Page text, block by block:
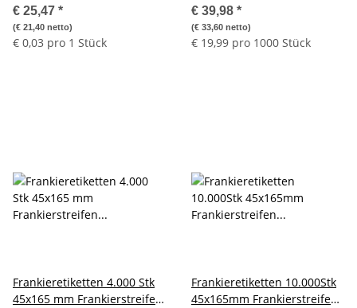
geeignet für alle
Frankiermaschinen
€ 25,47 *
(€ 21,40 netto)
€ 0,03 pro 1 Stück
geeignet für alle
Frankiermaschinen
€ 39,98 *
(€ 33,60 netto)
€ 19,99 pro 1000 Stück
Frankieretiketten 4.000 Stk
45x165 mm Frankierstreifen
Frankieretiketten 10.000Stk
45x165mm Frankierstreifen